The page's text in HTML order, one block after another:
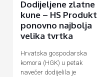
Dodijeljene zlatne
kune – HS Produkt
ponovno najbolja
velika tvrtka
Hrvatska gospodarska
komora (HGK) u petak
navečer dodijelila je